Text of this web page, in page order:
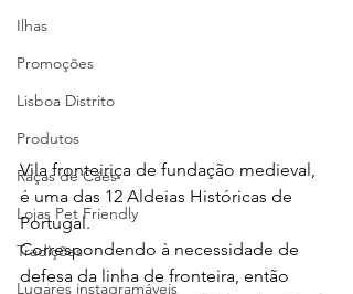
Ilhas
Promoções
Lisboa Distrito
Produtos
Raças de Cães
Lojas Pet Friendly
Tradições
Lugares instagramáveis
Vila fronteiriça de fundação medieval,
é uma das 12 Aldeias Históricas de
Portugal.
Correspondendo à necessidade de
defesa da linha de fronteira, então